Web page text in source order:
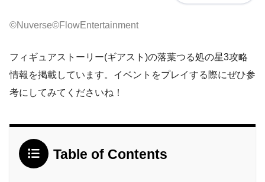
©Nuverse©FlowEntertainment
フィギュアストーリー(ギアスト)の落葉つる処の星3攻略
情報を掲載しています。イベントをプレイする際にぜひ参
考にしてみてくださいね！
Table of Contents